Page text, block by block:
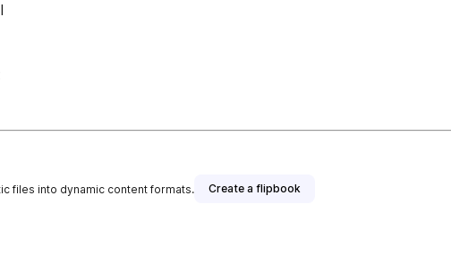
files into dynamic content formats. Create a flipbook